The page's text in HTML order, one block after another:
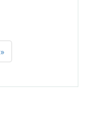
»